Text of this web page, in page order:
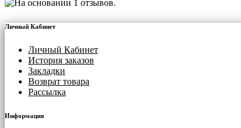
Личный Кабинет
Личный Кабинет
История заказов
Закладки
Возврат товара
Рассылка
Информация